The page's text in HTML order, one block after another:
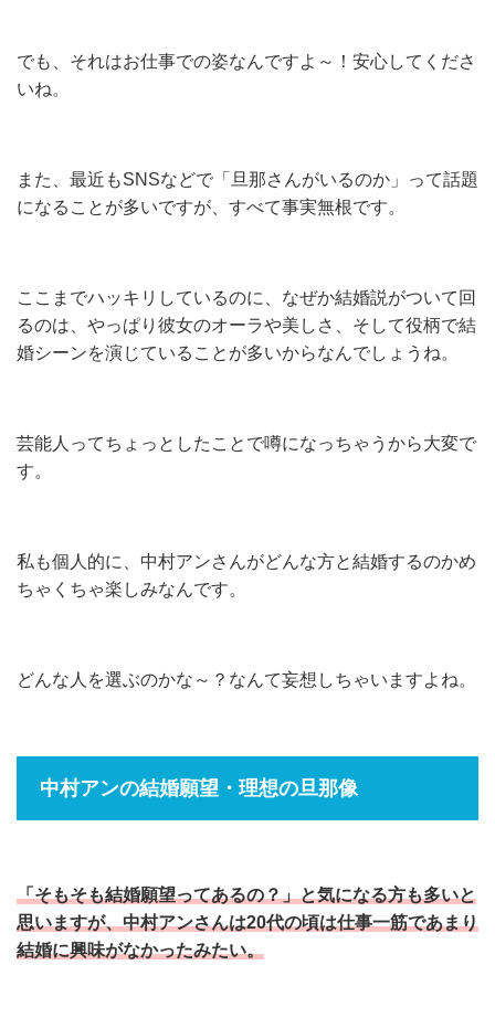
でも、それはお仕事での姿なんですよ～！安心してくださ
いね。
また、最近もSNSなどで「旦那さんがいるのか」って話題
になることが多いですが、すべて事実無根です。
ここまでハッキリしているのに、なぜか結婚説がついて回
るのは、やっぱり彼女のオーラや美しさ、そして役柄で結
婚シーンを演じていることが多いからなんでしょうね。
芸能人ってちょっとしたことで噂になっちゃうから大変で
す。
私も個人的に、中村アンさんがどんな方と結婚するのかめ
ちゃくちゃ楽しみなんです。
どんな人を選ぶのかな～？なんて妄想しちゃいますよね。
中村アンの結婚願望・理想の旦那像
「そもそも結婚願望ってあるの？」と気になる方も多いと
思いますが、中村アンさんは20代の頃は仕事一筋であまり
結婚に興味がなかったみたい。